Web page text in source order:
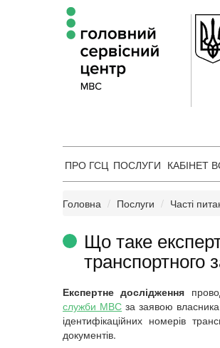
ПРО ГСЦ ПОСЛУГИ КАБІНЕТ
Головна Послуги Часті
Що таке
транспортного
Експертне дослідження
служби МВС за заявою
ідентифікаційних номерів
документів.